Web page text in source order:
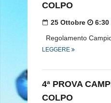
COLPO
25 Ottobre 6:30
Regolamento
LEGGERE
4ª PROVA
COLPO